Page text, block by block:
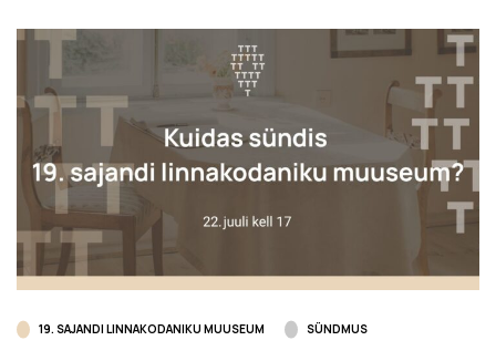
19. SAJANDI LINNAKODANIKU MUUSEUM SÜNDMUS